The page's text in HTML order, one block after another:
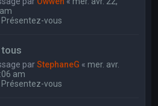
Présentez-vous
parStephaneG « mer. avr.
am
Présentez-vous